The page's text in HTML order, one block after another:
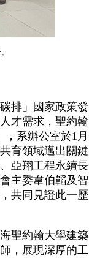
排」國家政策發
才需求，聖約翰
系辦公室於1月
育領域邁出關鍵
亞翔工程永續長
主委韋伯韜及智
共同見證此一歷
聖約翰大學建築
，展現深厚的工